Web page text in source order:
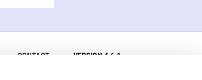
CONTACT VERSION 4.6.1